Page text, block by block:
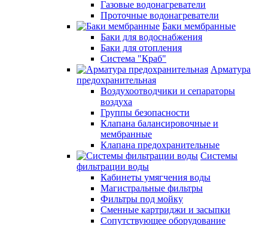
Газовые водонагреватели
Проточные водонагреватели
Баки мембранные
Баки для водоснабжения
Баки для отопления
Система "Краб"
Арматура
предохранительная
Воздухоотводчики и сепараторы
воздуха
Группы безопасности
Клапана балансировочные и
мембранные
Клапана предохранительные
Системы
фильтрации воды
Кабинеты умягчения воды
Магистральные фильтры
Фильтры под мойку
Сменные картриджи и засыпки
Сопутствующее оборудование